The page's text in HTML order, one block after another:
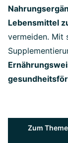
Lebensmittel
vermeiden. Mit
Zum